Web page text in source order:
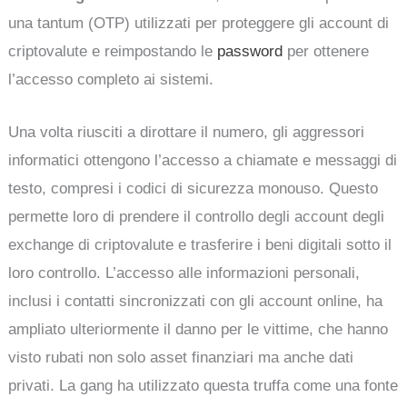
una tantum (OTP) utilizzati per proteggere gli account di
criptovalute e reimpostando le password per ottenere
l’accesso completo ai sistemi.
Una volta riusciti a dirottare il numero, gli aggressori
informatici ottengono l’accesso a chiamate e messaggi di
testo, compresi i codici di sicurezza monouso. Questo
permette loro di prendere il controllo degli account degli
exchange di criptovalute e trasferire i beni digitali sotto il
loro controllo. L’accesso alle informazioni personali,
inclusi i contatti sincronizzati con gli account online, ha
ampliato ulteriormente il danno per le vittime, che hanno
visto rubati non solo asset finanziari ma anche dati
privati. La gang ha utilizzato questa truffa come una fonte